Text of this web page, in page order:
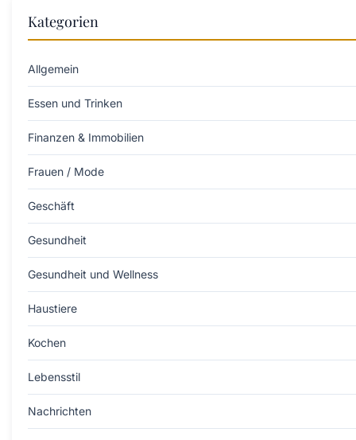
Kategorien
Allgemein
Essen und Trinken
Finanzen & Immobilien
Frauen / Mode
Geschäft
Gesundheit
Gesundheit und Wellness
Haustiere
Kochen
Lebensstil
Nachrichten